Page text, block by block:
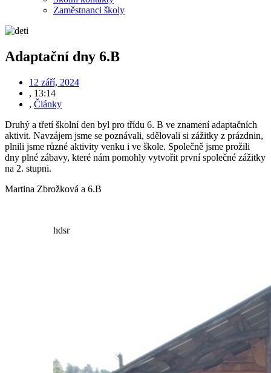
Zaměstnanci školy
Adaptační dny 6.B
12 září, 2024
, 13:14
, Články
Druhý a třetí školní den byl pro třídu 6. B ve znamení adaptačních
aktivit. Navzájem jsme se poznávali, sdělovali si zážitky z prázdnin,
plnili jsme různé aktivity venku i ve škole. Společně jsme prožili
dny plné zábavy, které nám pomohly vytvořit první společné zážitky
na 2. stupni.
Martina Zbrožková a 6.B
hdsr